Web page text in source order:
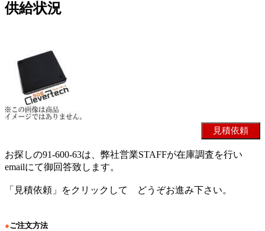
供給状況
お探しの91-600-63は、弊社営業STAFFが在庫調査を行い
emailにて御回答致します。
「見積依頼」をクリックして どうぞお進み下さい。
●ご注文方法